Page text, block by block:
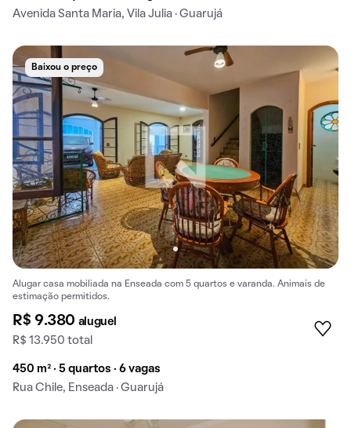
Avenida Santa Maria, Vila Julia · Guarujá
Baixou o preço
Alugar casa mobiliada na Enseada com 5 quartos e varanda. Animais de
estimação permitidos.
R$ 9.380 aluguel
R$ 13.950 total
450 m² · 5 quartos · 6 vagas
Rua Chile, Enseada · Guarujá